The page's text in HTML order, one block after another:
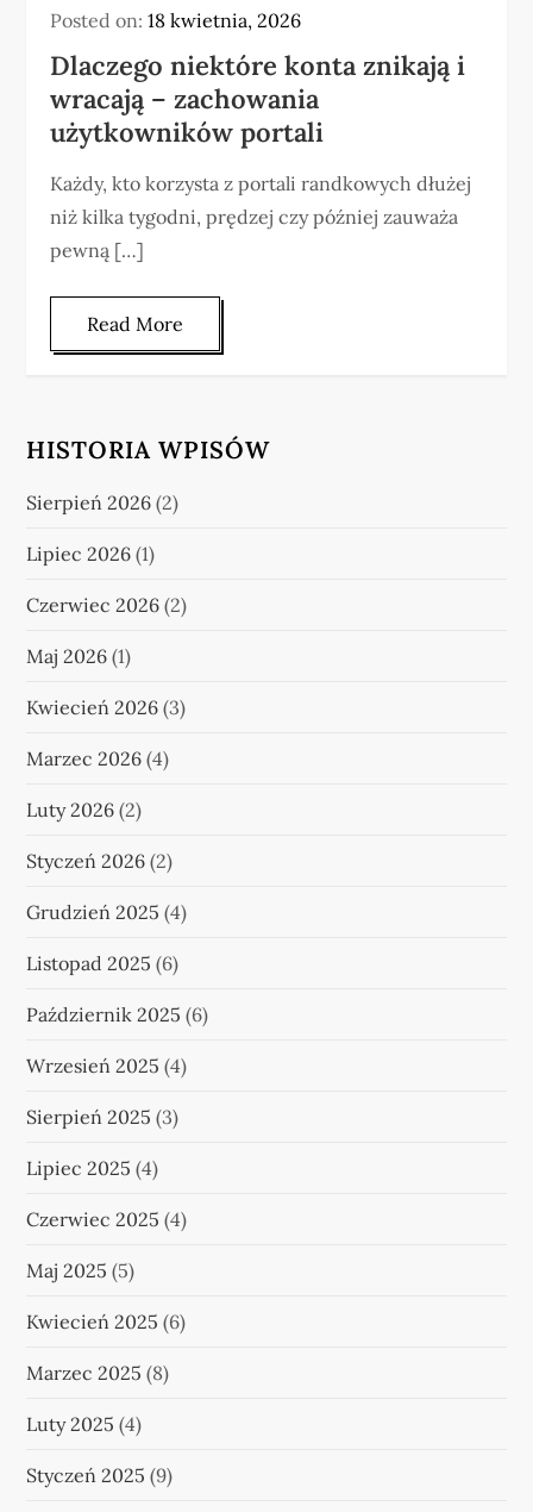
Posted on:18 kwietnia, 2026
Dlaczego niektóre konta znikają i
wracają – zachowania
użytkowników portali
Każdy, kto korzysta z portali randkowych dłużej
niż kilka tygodni, prędzej czy później zauważa
pewną […]
Read More
HISTORIA WPISÓW
Sierpień 2026 (2)
Lipiec 2026 (1)
Czerwiec 2026 (2)
Maj 2026 (1)
Kwiecień 2026 (3)
Marzec 2026 (4)
Luty 2026 (2)
Styczeń 2026 (2)
Grudzień 2025 (4)
Listopad 2025 (6)
Październik 2025 (6)
Wrzesień 2025 (4)
Sierpień 2025 (3)
Lipiec 2025 (4)
Czerwiec 2025 (4)
Maj 2025 (5)
Kwiecień 2025 (6)
Marzec 2025 (8)
Luty 2025 (4)
Styczeń 2025 (9)